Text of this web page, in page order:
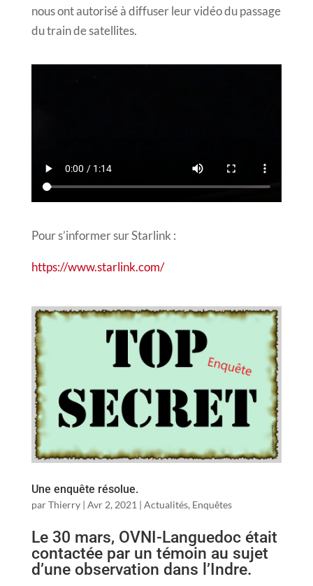
nous ont autorisé à diffuser leur vidéo du passage
du train de satellites.
Pour s’informer sur Starlink :
https://www.starlink.com/
Une enquête résolue.
parThierry| Avr 2, 2021 | Actualités, Enquêtes
Le 30 mars, OVNI-Languedoc était
contactée par un témoin au sujet
d’une observation dans l’Indre.